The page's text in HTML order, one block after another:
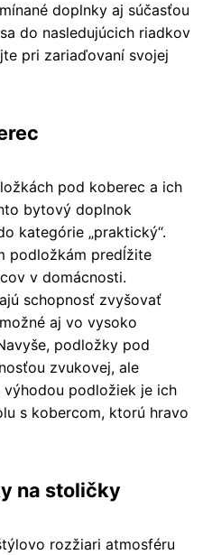
doplnky aj súčasťou
do nasledujúcich riadkov
pri zariaďovaní svojej
pod koberec a ich
bytový doplnok
kategórie „praktický“.
podložkám predĺžite
v domácnosti.
schopnosť zvyšovať
aj vo vysoko
podložky pod
zvukovej, ale
podložiek je ich
s kobercom, ktorú hravo
na stoličky
rozžiari atmosféru